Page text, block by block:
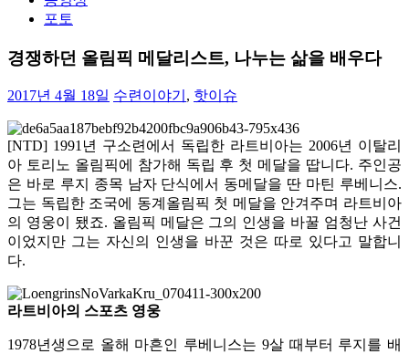
포토
경쟁하던 올림픽 메달리스트, 나누는 삶을 배우다
2017년 4월 18일 수련이야기 , 핫이슈
[NTD] 1991년 구소련에서 독립한 라트비아는 2006년 이탈리
아 토리노 올림픽에 참가해 독립 후 첫 메달을 땁니다. 주인공
은 바로 루지 종목 남자 단식에서 동메달을 딴 마틴 루베니스.
그는 독립한 조국에 동계올림픽 첫 메달을 안겨주며 라트비아
의 영웅이 됐죠. 올림픽 메달은 그의 인생을 바꿀 엄청난 사건
이었지만 그는 자신의 인생을 바꾼 것은 따로 있다고 말합니
다.
라트비아의 스포츠 영웅
1978년생으로 올해 마흔인 루베니스는 9살 때부터 루지를 배